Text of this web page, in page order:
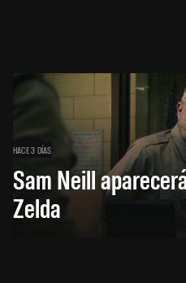
HACE 3 DÍAS
Sam Neill
Zelda